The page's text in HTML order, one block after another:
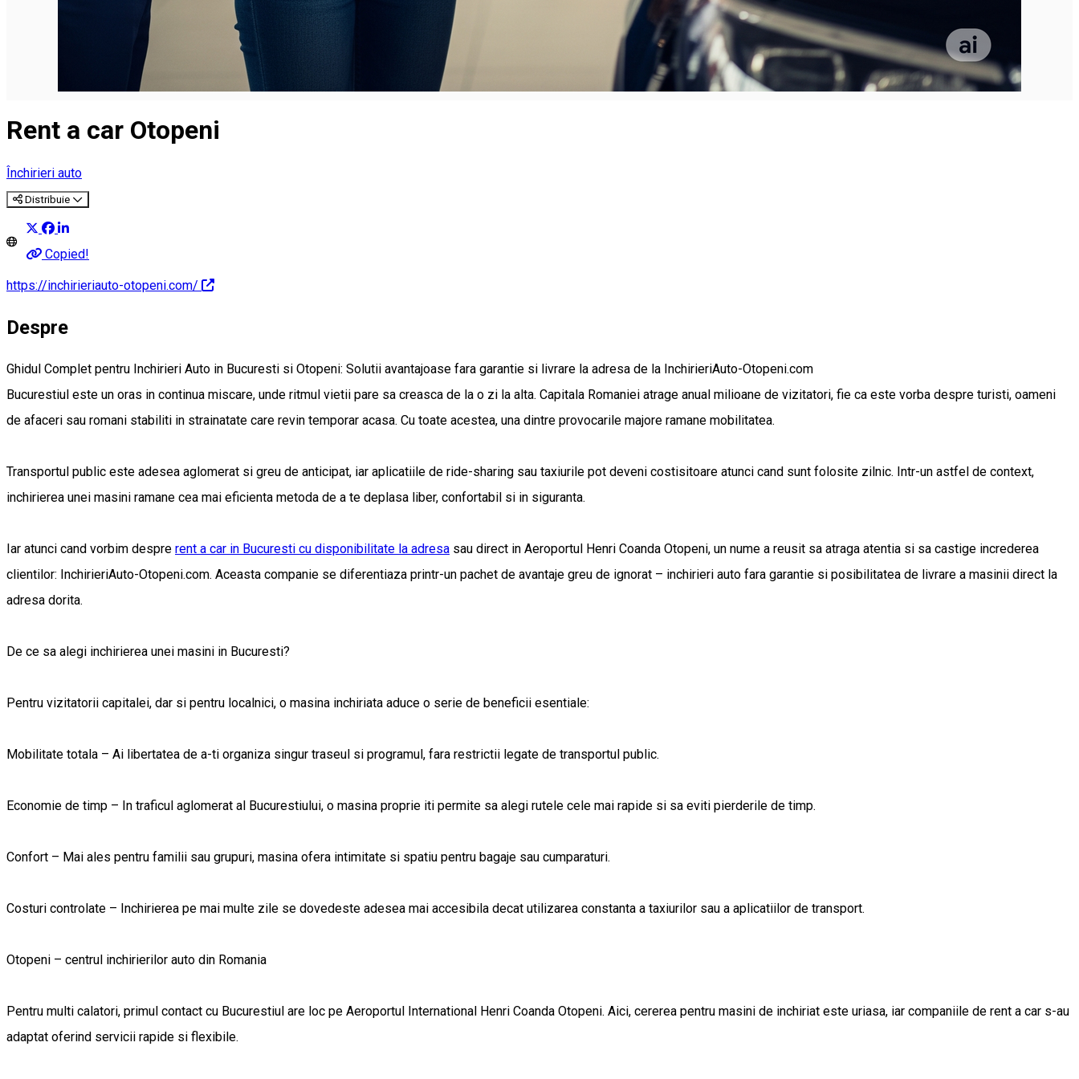
Rent a car Otopeni
Închirieri auto
Distribuie
Copied!
https://inchirieriauto-otopeni.com/
Despre
Ghidul Complet pentru Inchirieri Auto in Bucuresti si Otopeni: Solutii avantajoase fara garantie si livrare la adresa de la InchirieriAuto-Otopeni.com
Bucurestiul este un oras in continua miscare, unde ritmul vietii pare sa creasca de la o zi la alta. Capitala Romaniei atrage anual milioane de vizitatori, fie ca este vorba despre turisti, oameni
de afaceri sau romani stabiliti in strainatate care revin temporar acasa. Cu toate acestea, una dintre provocarile majore ramane mobilitatea.
Transportul public este adesea aglomerat si greu de anticipat, iar aplicatiile de ride-sharing sau taxiurile pot deveni costisitoare atunci cand sunt folosite zilnic. Intr-un astfel de context,
inchirierea unei masini ramane cea mai eficienta metoda de a te deplasa liber, confortabil si in siguranta.
Iar atunci cand vorbim despre rent a car in Bucuresti cu disponibilitate la adresa sau direct in Aeroportul Henri Coanda Otopeni, un nume a reusit sa atraga atentia si sa castige increderea
clientilor: InchirieriAuto-Otopeni.com. Aceasta companie se diferentiaza printr-un pachet de avantaje greu de ignorat – inchirieri auto fara garantie si posibilitatea de livrare a masinii direct la
adresa dorita.
De ce sa alegi inchirierea unei masini in Bucuresti?
Pentru vizitatorii capitalei, dar si pentru localnici, o masina inchiriata aduce o serie de beneficii esentiale:
Mobilitate totala – Ai libertatea de a-ti organiza singur traseul si programul, fara restrictii legate de transportul public.
Economie de timp – In traficul aglomerat al Bucurestiului, o masina proprie iti permite sa alegi rutele cele mai rapide si sa eviti pierderile de timp.
Confort – Mai ales pentru familii sau grupuri, masina ofera intimitate si spatiu pentru bagaje sau cumparaturi.
Costuri controlate – Inchirierea pe mai multe zile se dovedeste adesea mai accesibila decat utilizarea constanta a taxiurilor sau a aplicatiilor de transport.
Otopeni – centrul inchirierilor auto din Romania
Pentru multi calatori, primul contact cu Bucurestiul are loc pe Aeroportul International Henri Coanda Otopeni. Aici, cererea pentru masini de inchiriat este uriasa, iar companiile de rent a car s-au
adaptat oferind servicii rapide si flexibile.